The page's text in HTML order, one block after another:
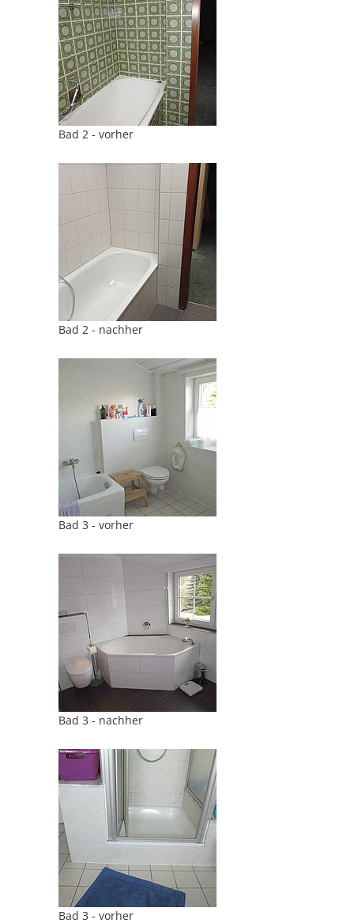
Bad 2 - vorher
Bad 2 - nachher
Bad 3 - vorher
Bad 3 - nachher
Bad 3 - vorher